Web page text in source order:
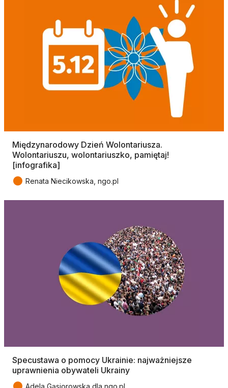
Międzynarodowy Dzień Wolontariusza.
Wolontariuszu, wolontariuszko, pamiętaj!
[infografika]
● Renata Niecikowska, ngo.pl
Specustawa o pomocy Ukrainie: najważniejsze
uprawnienia obywateli Ukrainy
Adela Gąsiorowska dla ngo.pl